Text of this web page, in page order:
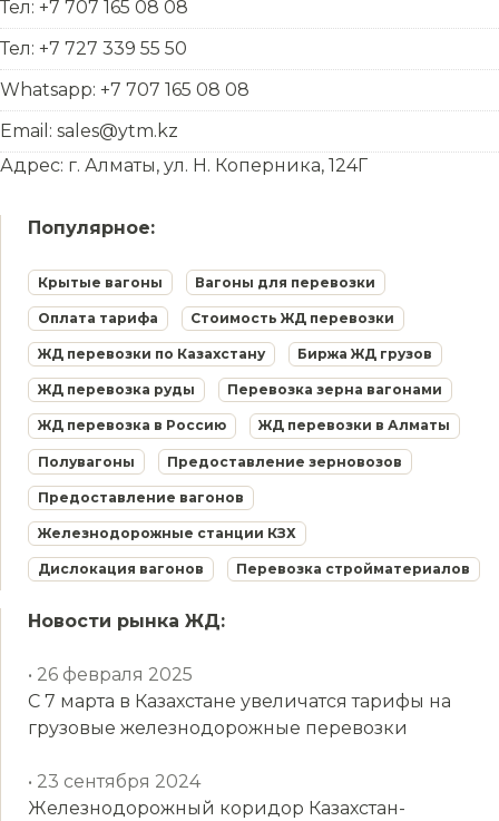
Тел: +7 707 165 08 08
Тел: +7 727 339 55 50
Whatsapp: +7 707 165 08 08
Email: sales@ytm.kz
Адрес: г. Алматы, ул. Н. Коперника, 124Г
Популярное:
Крытые вагоны Вагоны для перевозки
Оплата тарифа Стоимость ЖД перевозки
ЖД перевозки по Казахстану Биржа ЖД грузов
ЖД перевозка руды Перевозка зерна вагонами
ЖД перевозка в Россию ЖД перевозки в Алматы
Полувагоны Предоставление зерновозов
Предоставление вагонов
Железнодорожные станции КЗХ
Дислокация вагонов Перевозка стройматериалов
Новости рынка ЖД:
• 26 февраля 2025
С 7 марта в Казахстане увеличатся тарифы на
грузовые железнодорожные перевозки
• 23 сентября 2024
Железнодорожный коридор Казахстан-